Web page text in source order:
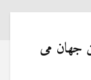
جهان می